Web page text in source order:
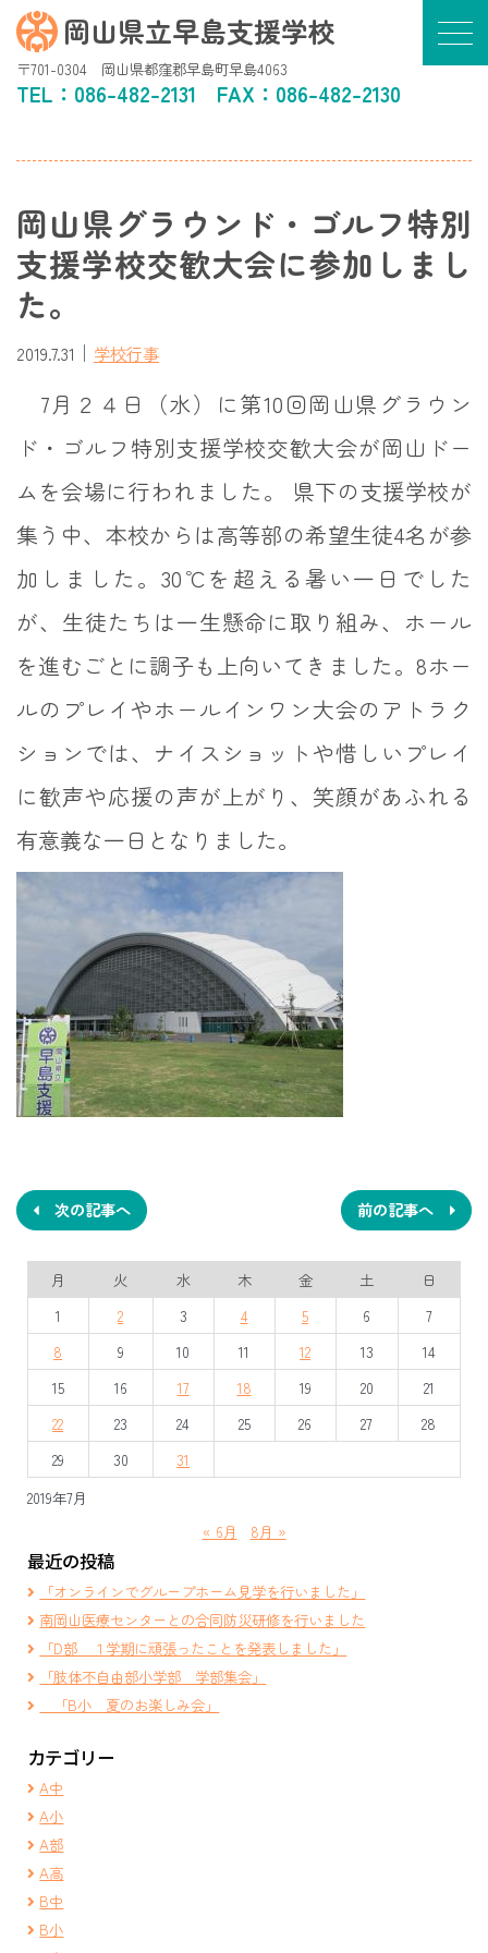
岡山県立早島支援学校
〒701-0304 岡山県都窪郡早島町早島4063
TEL： 086-482-2131 FAX：086-482-2130
岡山県グラウンド・ゴルフ特別
支援学校交歓大会に参加しまし
た。
2019.7.31 ｜ 学校行事
7月２４日（水）に第10回岡山県グラウン
ド・ゴルフ特別支援学校交歓大会が岡山ドー
ムを会場に行われました。 県下の支援学校が
集う中、本校からは高等部の希望生徒4名が参
加しました。30℃を超える暑い一日でした
が、生徒たちは一生懸命に取り組み、ホール
を進むごとに調子も上向いてきました。8ホー
ルのプレイやホールインワン大会のアトラク
ションでは、ナイスショットや惜しいプレイ
に歓声や応援の声が上がり、笑顔があふれる
有意義な一日となりました。
稿
ナ
ビ
ゲ
ー
シ
ョ
ン
前の記事へ
次の記事へ
2019年7月
月 火 水 木 金 土
日
1
2 3 4 5 6
7
8
9 10 11 12 13
14
15
16 17 18 19 20
21
22
23 24 25 26 27
28
29
30 31
« 6月 8月 »
最近の投稿
「オンラインでグループホーム見学を行いました」
南岡山医療センターとの合同防災研修を行いました
「D部 １学期に頑張ったことを発表しました」
「肢体不自由部小学部 学部集会」
「B小 夏のお楽しみ会」
カテゴリー
A中
A小
A部
A高
B中
B小